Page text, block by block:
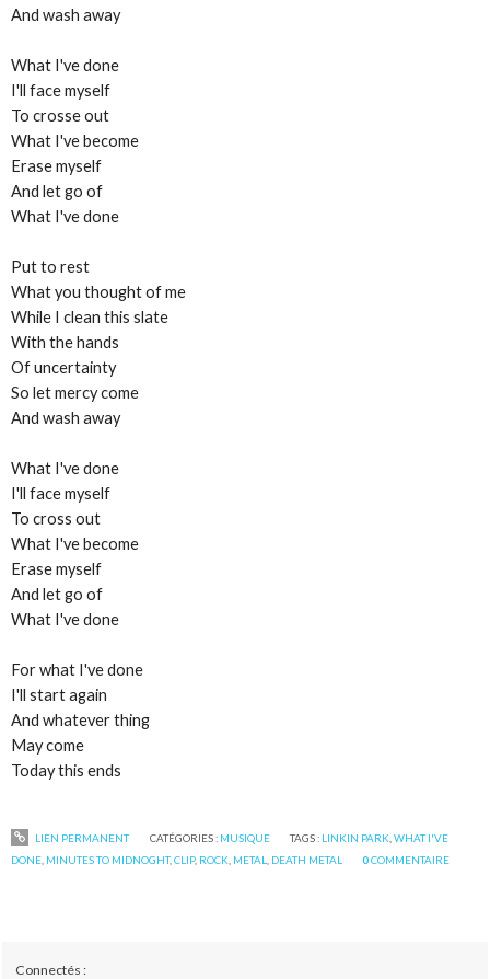
And wash away
What I've done
I'll face myself
To crosse out
What I've become
Erase myself
And let go of
What I've done
Put to rest
What you thought of me
While I clean this slate
With the hands
Of uncertainty
So let mercy come
And wash away
What I've done
I'll face myself
To cross out
What I've become
Erase myself
And let go of
What I've done
For what I've done
I'll start again
And whatever thing
May come
Today this ends
LIEN PERMANENT CATÉGORIES : MUSIQUE TAGS : LINKIN PARK WHAT I'VE
DONE MINUTES TO MIDNOGHT,CLIP, ROCK METAL DEATH METAL 0COMMENTAIRE
Connectés :